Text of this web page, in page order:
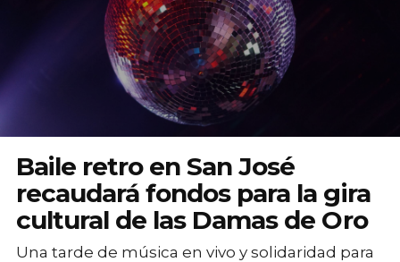
Arte y cultura
Cine y TV
Comida y tragos
Tours desde San José
Museos
Buscar
Baile retro en San José
recaudará fondos para la gira
cultural de las Damas de Oro
Una tarde de música en vivo y solidaridad para